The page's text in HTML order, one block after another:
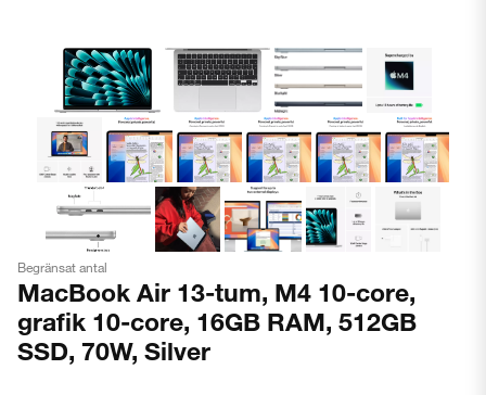
Begränsat antal
MacBook Air 13-tum, M4 10-core,
grafik 10-core, 16GB RAM, 512GB
SSD, 70W, Silver